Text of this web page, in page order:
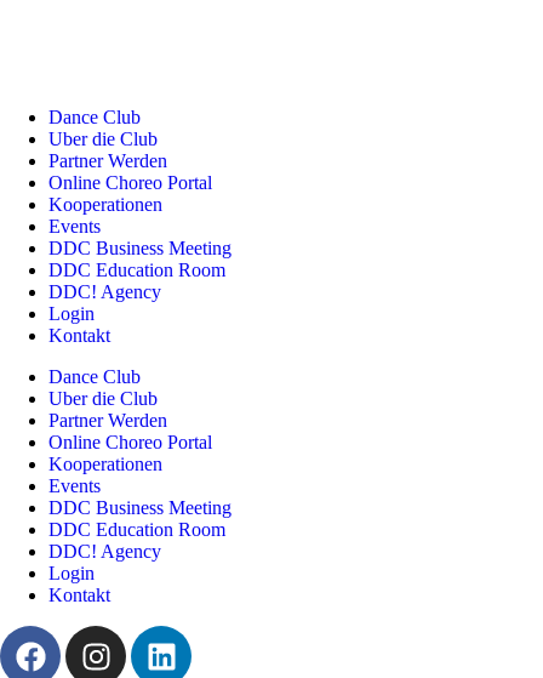
Dance Club
Uber die Club
Partner Werden
Online Choreo Portal
Kooperationen
Events
DDC Business Meeting
DDC Education Room
DDC! Agency
Login
Kontakt
Dance Club
Uber die Club
Partner Werden
Online Choreo Portal
Kooperationen
Events
DDC Business Meeting
DDC Education Room
DDC! Agency
Login
Kontakt